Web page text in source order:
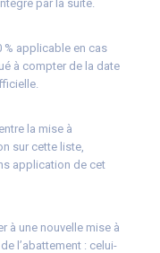
par la suite.
% applicable en cas
à compter de la date
la mise à
sur cette liste,
application de cet
à une nouvelle mise à
l’abattement : celui-